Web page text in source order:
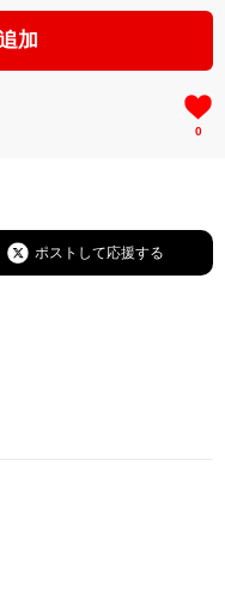
加
0
ポストして応援する